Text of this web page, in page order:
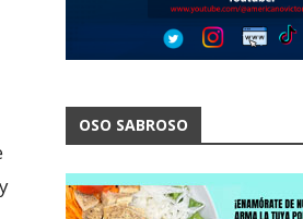
OSO SABROSO